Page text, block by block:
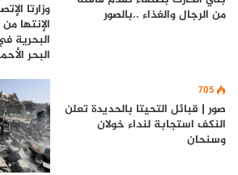
من الرجال والغذاء ..بالصور
وزارتا
الإنتها
البحرية
البحر
705
صور | قبائل التحيتا بالحديدة تعلن
النكف استجابة لنداء خولان
وسنحان